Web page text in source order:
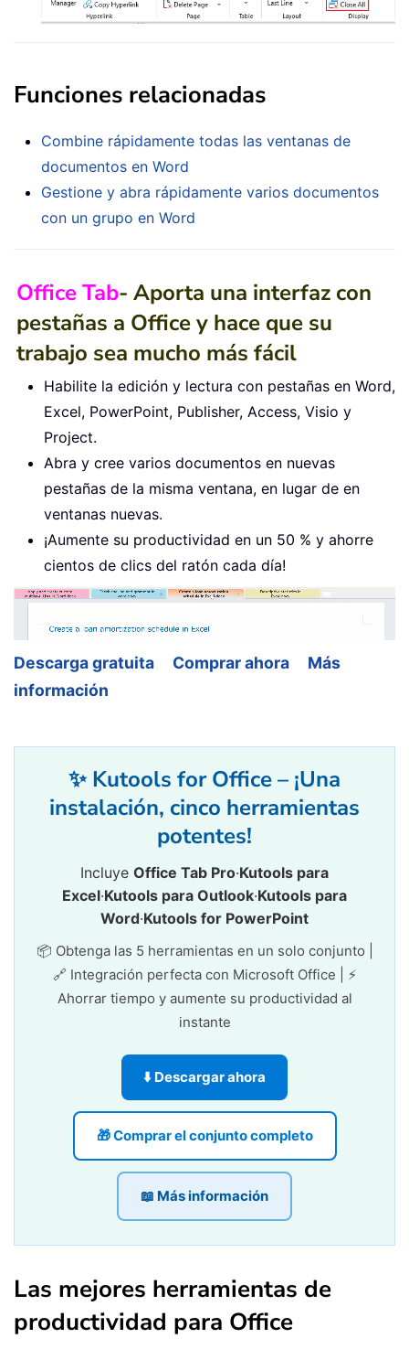
Funciones relacionadas
Combine rápidamente todas las ventanas de
documentos en Word
Gestione y abra rápidamente varios documentos
con un grupo en Word
Office Tab- Aporta una interfaz con
pestañas a Office y hace que su
trabajo sea mucho más fácil
Habilite la edición y lectura con pestañas en Word,
Excel, PowerPoint, Publisher, Access, Visio y
Project.
Abra y cree varios documentos en nuevas
pestañas de la misma ventana, en lugar de en
ventanas nuevas.
¡Aumente su productividad en un 50 % y ahorre
cientos de clics del ratón cada día!
Descarga gratuita Comprar ahora
Más
información
✨ Kutools for Office – ¡Una
instalación, cinco herramientas
potentes!
Incluye Office Tab Pro·Kutools para
Excel·Kutools para Outlook·Kutools para
Word·Kutools for PowerPoint
📦 Obtenga las 5 herramientas en un solo conjunto |
🔗 Integración perfecta con Microsoft Office | ⚡
Ahorrar tiempo y aumente su productividad al
instante
⬇️ Descargar ahora
🎁 Comprar el conjunto completo
📖 Más información
Las mejores herramientas de
productividad para Office